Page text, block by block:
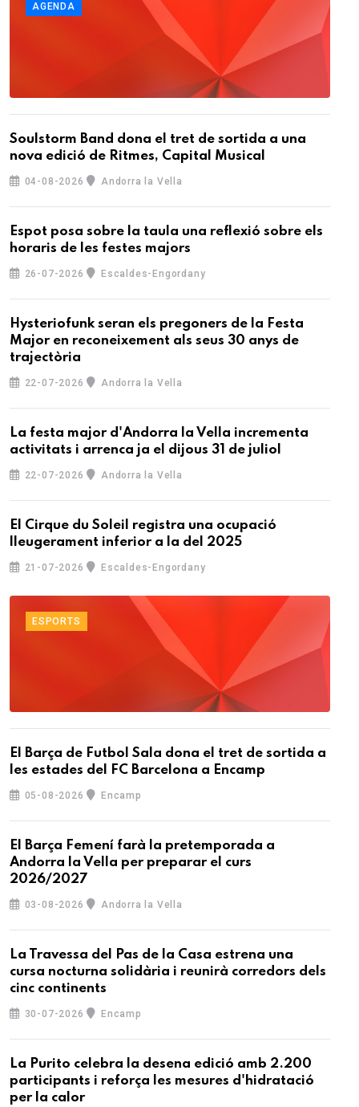
AGENDA
Soulstorm Band dona el tret de sortida a una
nova edició de Ritmes, Capital Musical
04-08-2026 Andorra la Vella
Espot posa sobre la taula una reflexió sobre els
horaris de les festes majors
26-07-2026 Escaldes-Engordany
Hysteriofunk seran els pregoners de la Festa
Major en reconeixement als seus 30 anys de
trajectòria
22-07-2026 Andorra la Vella
La festa major d'Andorra la Vella incrementa
activitats i arrenca ja el dijous 31 de juliol
22-07-2026 Andorra la Vella
El Cirque du Soleil registra una ocupació
lleugerament inferior a la del 2025
21-07-2026 Escaldes-Engordany
ESPORTS
El Barça de Futbol Sala dona el tret de sortida a
les estades del FC Barcelona a Encamp
05-08-2026 Encamp
El Barça Femení farà la pretemporada a
Andorra la Vella per preparar el curs
2026/2027
03-08-2026 Andorra la Vella
La Travessa del Pas de la Casa estrena una
cursa nocturna solidària i reunirà corredors dels
cinc continents
30-07-2026 Encamp
La Purito celebra la desena edició amb 2.200
participants i reforça les mesures d'hidratació
per la calor